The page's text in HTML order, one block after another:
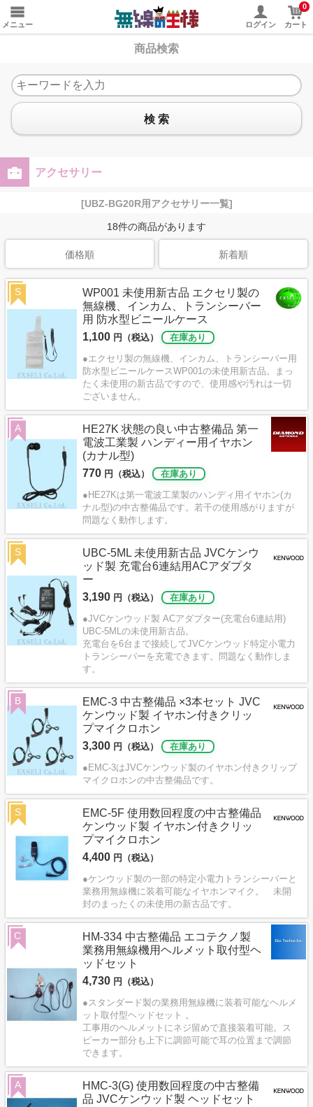
メニュー ログイン
0
カート
商品検索
検 索
アクセサリー
[UBZ-BG20R用アクセサリー一覧]
18件の商品があります
価格順 新着順
WP001 未使用新古品 エクセリ製の
無線機、インカム、トランシーバー
用 防水型ビニールケース
1,100 円（税込）
在庫あり
●エクセリ製の無線機、インカム、トランシーバー用
防水型ビニールケースWP001の未使用新古品。まっ
たく未使用の新古品ですので、使用感や汚れは一切
ございません。
S
HE27K 状態の良い中古整備品 第一
電波工業製 ハンディー用イヤホン
(カナル型)
770 円（税込）
在庫あり
●HE27Kは第一電波工業製のハンディ用イヤホン(カ
ナル型)の中古整備品です。若干の使用感がりますが
問題なく動作します。
A
UBC-5ML 未使用新古品 JVCケンウ
ッド製 充電台6連結用ACアダプタ
ー
3,190 円（税込）
在庫あり
●JVCケンウッド製 ACアダプター(充電台6連結用)
UBC-5MLの未使用新古品。
充電台を6台まで接続してJVCケンウッド特定小電力
トランシーバーを充電できます。問題なく動作しま
す。
S
EMC-3 中古整備品 ×3本セット JVC
ケンウッド製 イヤホン付きクリッ
プマイクロホン
3,300 円（税込）
在庫あり
●EMC-3はJVCケンウッド製のイヤホン付きクリップ
マイクロホンの中古整備品です。
B
EMC-5F 使用数回程度の中古整備品
ケンウッド製 イヤホン付きクリッ
プマイクロホン
4,400 円（税込）
●ケンウッド製の一部の特定小電力トランシーバーと
業務用無線機に装着可能なイヤホンマイク。 未開
封のまったくの未使用の新古品です。
S
HM-334 中古整備品 エコテクノ製
業務用無線機用ヘルメット取付型ヘ
ッドセット
4,730 円（税込）
●スタンダード製の業務用無線機に装着可能なヘルメ
ット取付型ヘッドセット 。
工事用のヘルメットにネジ留めで直接装着可能。ス
ピーカー部分も上下に調節可能で耳の位置まで調節
できます。
C
HMC-3(G) 使用数回程度の中古整備
品 JVCケンウッド製 ヘッドセット
A